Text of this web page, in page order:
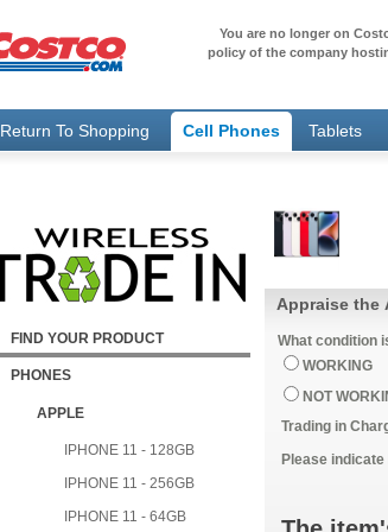
You are no longer on
policy of the company
Return To Shopping Cell Phones Tablets
FIND YOUR PRODUCT
PHONES
APPLE
IPHONE 11 - 128GB
IPHONE 11 - 256GB
IPHONE 11 - 64GB
Appraise the
What condition
WORKING
NOT
Trading in
Please